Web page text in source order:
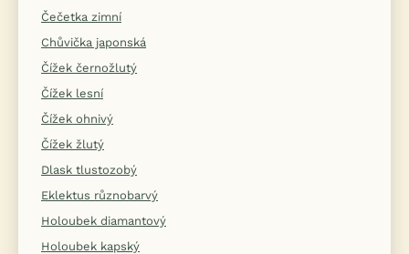
Čečetka zimní
Chůvička japonská
Čížek černožlutý
Čížek lesní
Čížek ohnivý
Čížek žlutý
Dlask tlustozobý
Eklektus různobarvý
Holoubek diamantový
Holoubek kapský